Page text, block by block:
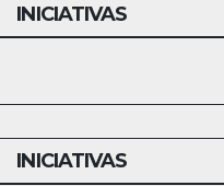
INICIATIVAS
INICIATIVAS